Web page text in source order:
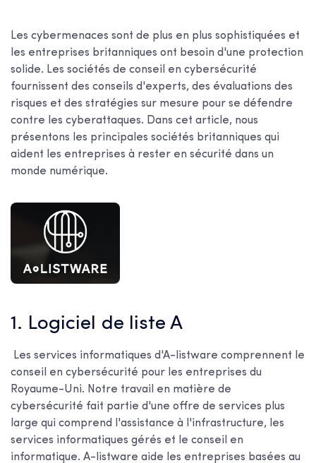
Les cybermenaces sont de plus en plus sophistiquées et
les entreprises britanniques ont besoin d'une protection
solide. Les sociétés de conseil en cybersécurité
fournissent des conseils d'experts, des évaluations des
risques et des stratégies sur mesure pour se défendre
contre les cyberattaques. Dans cet article, nous
présentons les principales sociétés britanniques qui
aident les entreprises à rester en sécurité dans un
monde numérique.
1. Logiciel de liste A
Les services informatiques d'A-listware comprennent le
conseil en cybersécurité pour les entreprises du
Royaume-Uni. Notre travail en matière de
cybersécurité fait partie d'une offre de services plus
large qui comprend l'assistance à l'infrastructure, les
services informatiques gérés et le conseil en
informatique. A-listware aide les entreprises basées au